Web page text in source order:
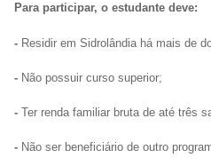
Para participar, o estudante deve:
- Residir em Sidrolândia há mais de
- Não possuir curso superior;
- Ter renda familiar bruta de até três
- Não ser beneficiário de outro